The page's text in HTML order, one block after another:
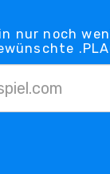
nur noch